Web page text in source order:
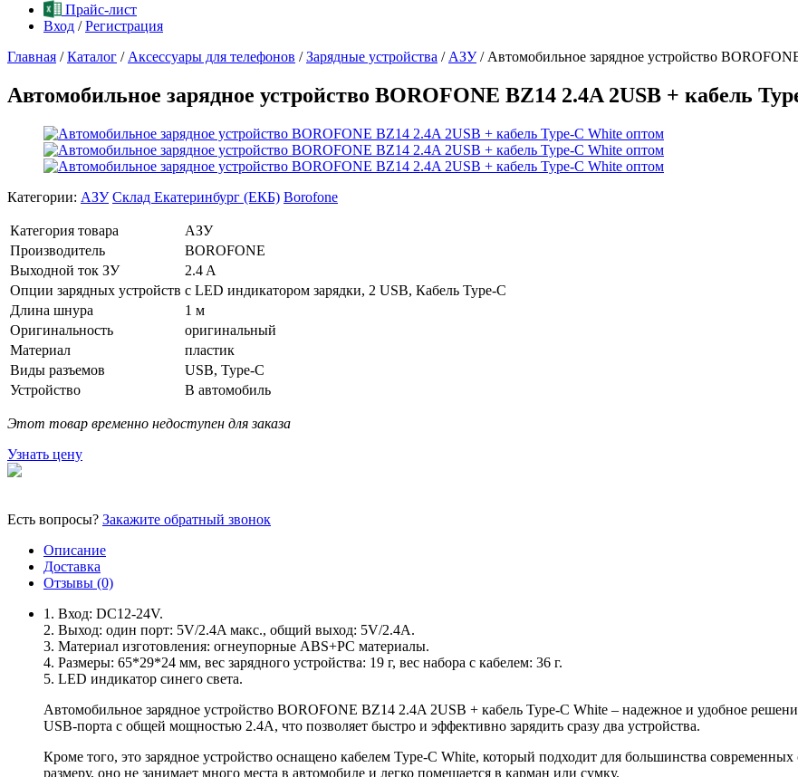
Прайс-лист
Вход /Регистрация
Главная / Каталог / Аксессуары для телефонов / Зарядные устройства / АЗУ / Автомобильное зарядное устройство
Автомобильное зарядное устройство BOROFONE BZ14 2.4A 2USB + кабель
Категории: АЗУ Склад Екатеринбург (ЕКБ) Borofone
Категория товара
АЗУ
Производитель
BOROFONE
Выходной ток ЗУ
2.4 A
Опции зарядных устройств с LED индикатором зарядки, 2 USB, Кабель Type-C
Длина шнура
1 м
Оригинальность
оригинальный
Материал
пластик
Виды разъемов
USB, Type-C
Устройство
В автомобиль
Этот товар временно недоступен для заказа
Узнать цену
Есть вопросы? Закажите обратный звонок
Описание
Доставка
Отзывы (0)
1. Вход: DC12-24V.
2. Выход: один порт: 5V/2.4A макс., общий выход: 5V/2.4A.
3. Материал изготовления: огнеупорные ABS+PC материалы.
4. Размеры: 65*29*24 мм, вес зарядного устройства: 19 г, вес набора с кабелем: 36 г.
5. LED индикатор синего света.
Автомобильное зарядное устройство BOROFONE BZ14 2.4A 2USB + кабель Type-C White – надежное и удобное
USB-порта с общей мощностью 2.4A, что позволяет быстро и эффективно зарядить сразу два устройства.
Кроме того, это зарядное устройство оснащено кабелем Type-C White, который подходит для большинства
размеру, оно не занимает много места в автомобиле и легко помещается в карман или сумку.